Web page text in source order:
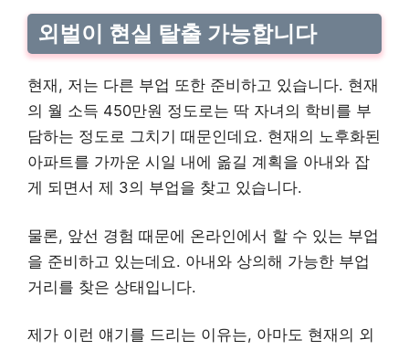
외벌이 현실 탈출 가능합니다
현재, 저는 다른 부업 또한 준비하고 있습니다. 현재
의 월 소득 450만원 정도로는 딱 자녀의 학비를 부
담하는 정도로 그치기 때문인데요. 현재의 노후화된
아파트를 가까운 시일 내에 옮길 계획을 아내와 잡
게 되면서 제 3의 부업을 찾고 있습니다.
물론, 앞선 경험 때문에 온라인에서 할 수 있는 부업
을 준비하고 있는데요. 아내와 상의해 가능한 부업
거리를 찾은 상태입니다.
제가 이런 얘기를 드리는 이유는, 아마도 현재의 외